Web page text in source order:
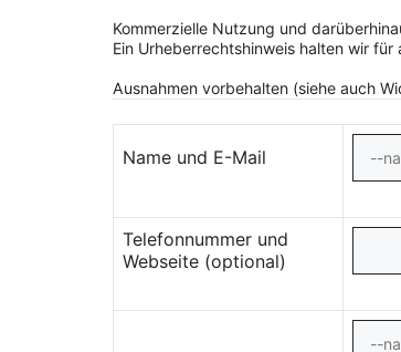
Kommerzielle Nutzung und
Ein Urheberrechtshinweis halten wir für
Ausnahmen vorbehalten (siehe auch
Name und E-Mail
Telefonnummer und
Webseite (optional)